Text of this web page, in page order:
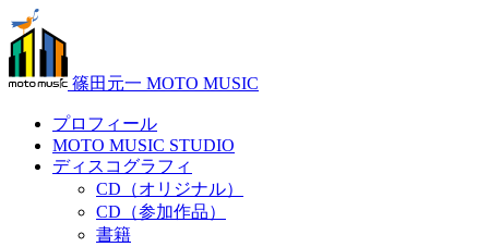
篠田元一 MOTO MUSIC
プロフィール
MOTO MUSIC STUDIO
ディスコグラフィ
CD（オリジナル）
CD（参加作品）
書籍